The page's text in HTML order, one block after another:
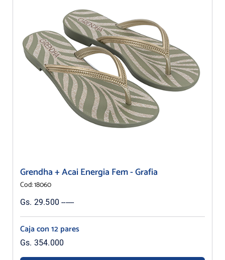
Grendha + Acai Energia Fem - Grafia
Cod: 18060
Gs. 29.500 ------
Caja con 12 pares
Gs. 354.000